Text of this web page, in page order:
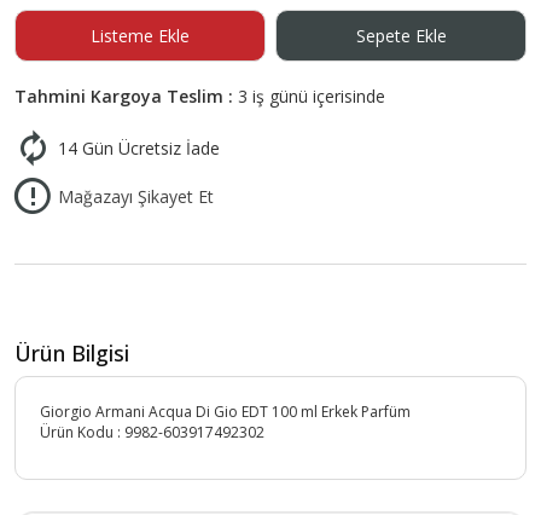
Listeme Ekle Sepete Ekle
Tahmini Kargoya Teslim : 3 iş günü içerisinde
14 Gün Ücretsiz İade
Mağazayı Şikayet Et
Ürün Bilgisi
Giorgio Armani Acqua Di Gio EDT 100 ml Erkek Parfüm
Ürün Kodu : 9982-603917492302